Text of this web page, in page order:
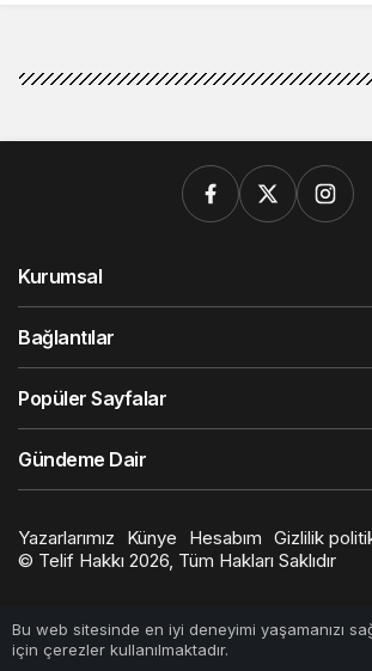
Bu web sitesinde en iyi deneyimi yaşamanızı
için çerezler kullanılmaktadır.
Kurumsal
Bağlantılar
Popüler Sayfalar
Gündeme Dair
Yazarlarımız Künye Hesabım Gizlilik
© Telif Hakkı 2026, Tüm Hakları Saklıdır
Anasayfa